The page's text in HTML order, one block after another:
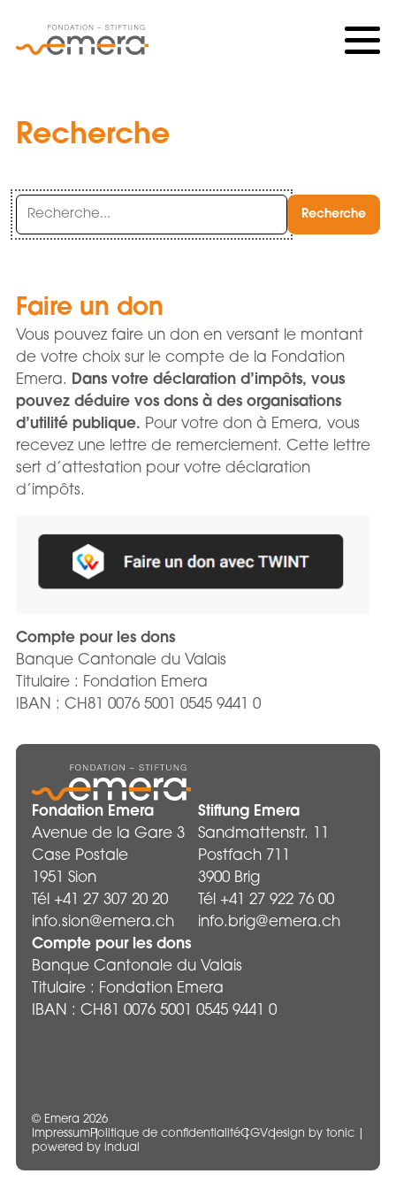
Recherche
Chaine
de
moins
3
caractères)
Faire un don
Vous pouvez faire un don en versant le montant
de votre choix sur le compte de la Fondation
Emera. Dans votre déclaration d’impôts, vous
pouvez déduire vos dons à des organisations
d’utilité publique. Pour votre don à Emera, vous
recevez une lettre de remerciement. Cette lettre
sert d’attestation pour votre déclaration
d’impôts.
Compte pour les dons
Banque Cantonale du Valais
Titulaire : Fondation Emera
IBAN : CH81 0076 5001 0545 9441 0
Fondation Emera
Avenue de la Gare 3
Case Postale
1951 Sion
Tél +41 27 307 20 20
info.sion@emera.ch
Stiftung Emera
Sandmattenstr. 11
Postfach 711
3900 Brig
Tél +41 27 922 76 00
info.brig@emera.ch
Compte pour les dons
Banque Cantonale du Valais
Titulaire : Fondation Emera
IBAN : CH81 0076 5001 0545 9441 0
© Emera 2026
ImpressumPolitique de confidentialitéCGVdesign by tonic
powered by indual